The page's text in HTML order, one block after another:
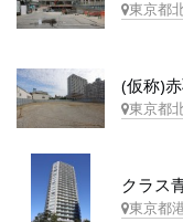
東京都
(仮称)
東京都
クラス
東京都